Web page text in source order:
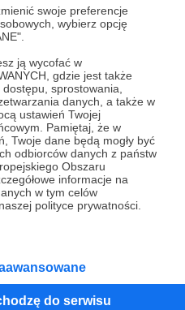
swoje preferencje
wybierz opcję
ją wycofać w
gdzie jest także
sprostowania,
danych, a także w
ustawień Twojej
Pamiętaj, że w
Twoje dane będą mogły być
odbiorców danych z państw
Obszaru
informacje na
w tym celów
polityce prywatności.
do serwisu
Patronite Commons